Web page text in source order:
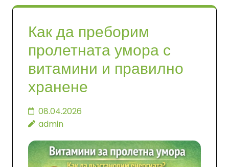
Как да преборим
пролетната умора с
витамини и правилно
хранене
08.04.2026
admin